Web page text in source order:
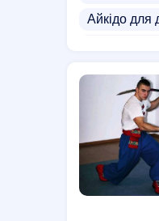
Айкідо для
Тхеквондо